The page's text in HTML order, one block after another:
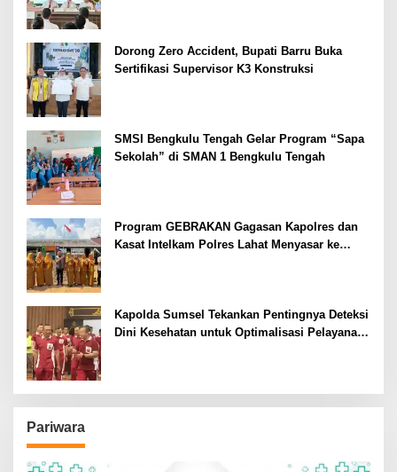
Dorong Zero Accident, Bupati Barru Buka
Sertifikasi Supervisor K3 Konstruksi
SMSI Bengkulu Tengah Gelar Program “Sapa
Sekolah” di SMAN 1 Bengkulu Tengah
Program GEBRAKAN Gagasan Kapolres dan
Kasat Intelkam Polres Lahat Menyasar ke
Kapolda Sumsel Tekankan Pentingnya Deteksi
Dini Kesehatan untuk Optimalisasi Pelayanan
Pariwara